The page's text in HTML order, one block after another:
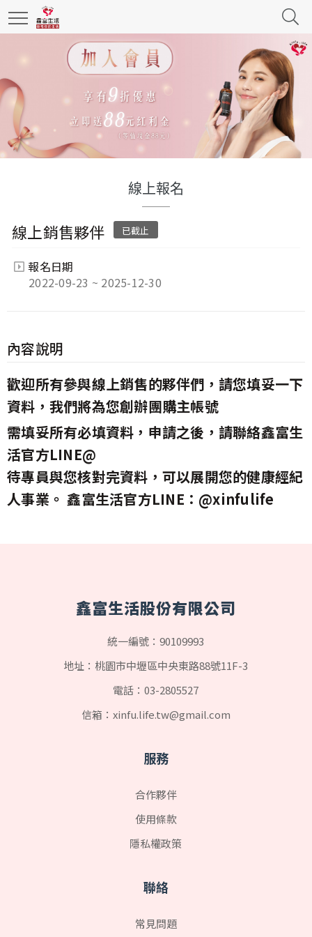
線上報名
線上銷售夥伴 已截止
報名日期
2022-09-23 ~ 2025-12-30
內容說明
歡迎所有參與線上銷售的夥伴們，請您填妥一下
資料，我們將為您創辦團購主帳號
需填妥所有必填資料，申請之後，請聯絡鑫富生
活官方LINE@
待專員與您核對完資料，可以展開您的健康經紀
人事業。 鑫富生活官方LINE： @xinfulife
鑫富生活股份有限公司
統一編號：90109993
地址：桃園市中壢區中央東路88號11F-3
電話：03-2805527
信箱： xinfu.life.tw@gmail.com
服務
合作夥伴
使用條款
隱私權政策
聯絡
常見問題